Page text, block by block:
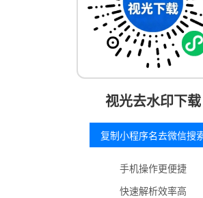
视光去水印下载
复制小程序名去微信搜
手机操作更便捷
快速解析效率高